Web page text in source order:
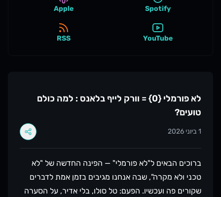
Spotify
Apple
YouTube
RSS
לא פורמלי {0} = וורק לייף בלאנס : למה כולם
טועים?
1 ביוני 2026
ברוכים הבאים ל"לא פורמלי" — הפינה החדשה של "לא
טכני ולא מקרה", שבה אנחנו מגיבים בזמן אמת לדברים
שקורים פה ועכשיו. הפעם: טל סולו, בלי אדיר, על הסערה